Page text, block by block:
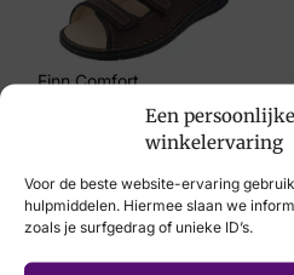
Een persoonlijke
winkelervaring
Voor de beste website-ervaring
hulpmiddelen. Hiermee slaan we
zoals je surfgedrag of unieke ID’s.
Finn Comfort
Artikelnummer
01370-902766
Finn Comfort